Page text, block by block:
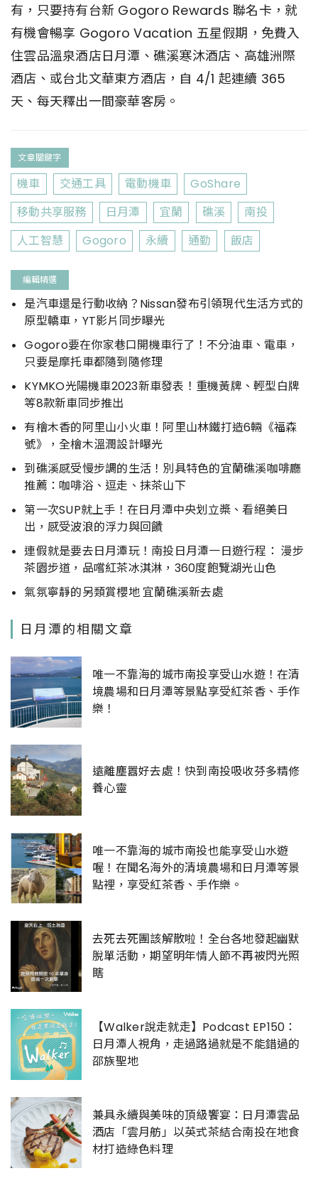
有，只要持有台新 Gogoro Rewards 聯名卡，就
有機會暢享 Gogoro Vacation 五星假期，免費入
住雲品溫泉酒店日月潭、礁溪寒沐酒店、高雄洲際
酒店、或台北文華東方酒店，自 4/1 起連續 365
天、每天釋出一間豪華客房。
文章關鍵字
機車 交通工具 電動機車
GoShare
移動共享服務
日月潭 宜蘭 礁溪
南投
人工智慧
Gogoro 永續 通勤 飯店
編輯精選
是汽車還是行動收納？Nissan發布引領現代生活方式的
原型轎車，YT影片同步曝光
Gogoro要在你家巷口開機車行了！不分油車、電車，
只要是摩托車都隨到隨修理
KYMKO光陽機車2023新車發表！重機黃牌、輕型白牌
等8款新車同步推出
有檜木香的阿里山小火車！阿里山林鐵打造6輛《福森
號》，全檜木溫潤設計曝光
到礁溪感受慢步調的生活！別具特色的宜蘭礁溪咖啡廳
推薦：咖啡浴、逗走、抹茶山下
第一次SUP就上手！在日月潭中央划立槳、看絕美日
出，感受波浪的浮力與回饋
連假就是要去日月潭玩！南投日月潭一日遊行程： 漫步
茶園步道，品嚐紅茶冰淇淋，360度飽覽湖光山色
氣氛寧靜的另類賞櫻地 宜蘭礁溪新去處
日月潭的相關文章
唯一不靠海的城市南投享受山水遊！在清
境農場和日月潭等景點享受紅茶香、手作
樂！
遠離塵囂好去處！快到南投吸收芬多精修
養心靈
唯一不靠海的城市南投也能享受山水遊
喔！在聞名海外的清境農場和日月潭等景
點裡，享受紅茶香、手作樂。
去死去死團該解散啦！全台各地發起幽默
脫單活動，期望明年情人節不再被閃光照
瞎
【Walker說走就走】Podcast EP150：
日月潭人視角，走過路過就是不能錯過的
邵族聖地
兼具永續與美味的頂級饗宴：日月潭雲品
酒店「雲月舫」以英式茶結合南投在地食
材打造綠色料理